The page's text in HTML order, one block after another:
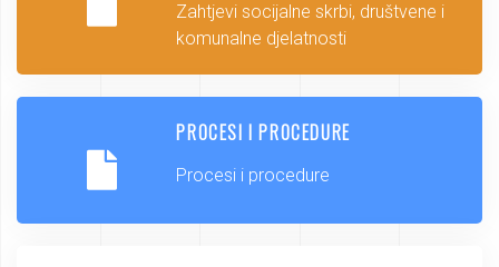
Zahtjevi socijalne skrbi, društvene i
komunalne djelatnosti
PROCESI I PROCEDURE
Procesi i procedure